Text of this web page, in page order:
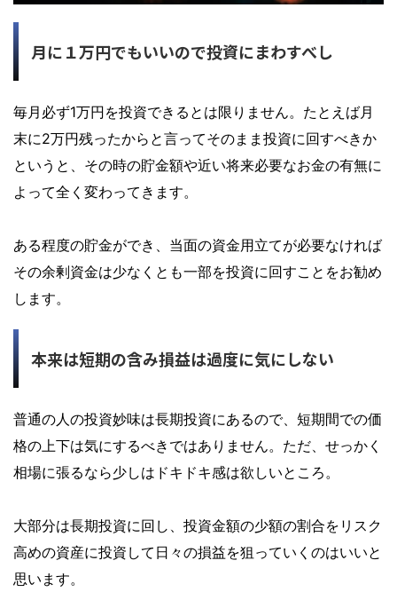
月に１万円でもいいので投資にまわすべし
毎月必ず1万円を投資できるとは限りません。たとえば月
末に2万円残ったからと言ってそのまま投資に回すべきか
というと、その時の貯金額や近い将来必要なお金の有無に
よって全く変わってきます。
ある程度の貯金ができ、当面の資金用立てが必要なければ
その余剰資金は少なくとも一部を投資に回すことをお勧め
します。
本来は短期の含み損益は過度に気にしない
普通の人の投資妙味は長期投資にあるので、短期間での価
格の上下は気にするべきではありません。ただ、せっかく
相場に張るなら少しはドキドキ感は欲しいところ。
大部分は長期投資に回し、投資金額の少額の割合をリスク
高めの資産に投資して日々の損益を狙っていくのはいいと
思います。